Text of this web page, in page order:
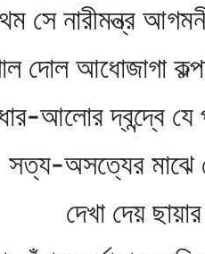
আধোজাগা
যে
মাঝে লোপ
ছায়ার